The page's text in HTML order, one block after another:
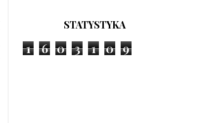
STATYSTYKA
1 6 0 3 1 0 9